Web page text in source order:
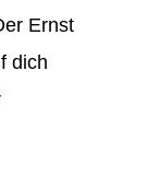
Ernst
dich